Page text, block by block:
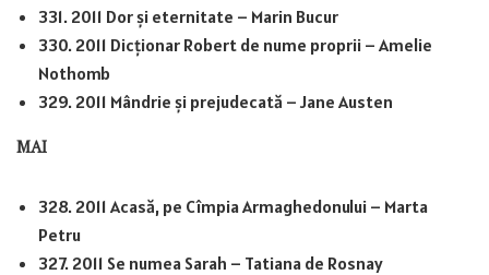
331. 2011 Dor și eternitate – Marin Bucur
330. 2011 Dicționar Robert de nume proprii – Amelie
Nothomb
329. 2011 Mândrie și prejudecată – Jane Austen
MAI
328. 2011 Acasă, pe Cîmpia Armaghedonului – Marta
Petru
327. 2011 Se numea Sarah – Tatiana de Rosnay